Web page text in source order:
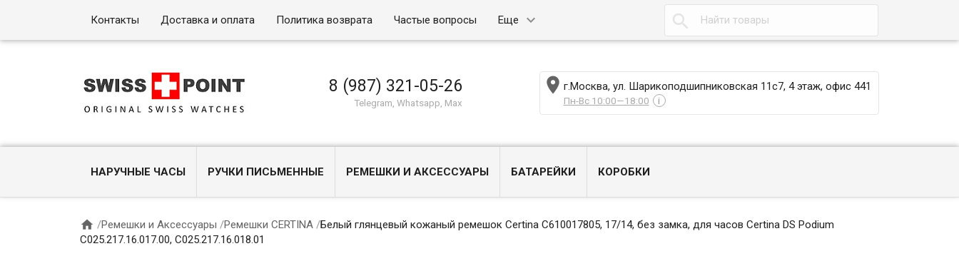
Контакты Доставка и оплата Политика возврата Частые вопросы Еще 
8 (987) 321-05-26
Telegram, Whatsapp, Max
 г.Москва, ул. Шарикоподшипниковская 11с7, 4 этаж, офис 441
Пн-Вс 10:00—18:00 i
НАРУЧНЫЕ ЧАСЫ РУЧКИ ПИСЬМЕННЫЕ РЕМЕШКИ И АКСЕССУАРЫ БАТАРЕЙКИ КОРОБКИ
 /Ремешки и Аксессуары /Ремешки CERTINA /Белый глянцевый кожаный ремешок Certina C610017805, 17/14, без замка, для часов Certina DS Podium
C025.217.16.017.00, C025.217.16.018.01